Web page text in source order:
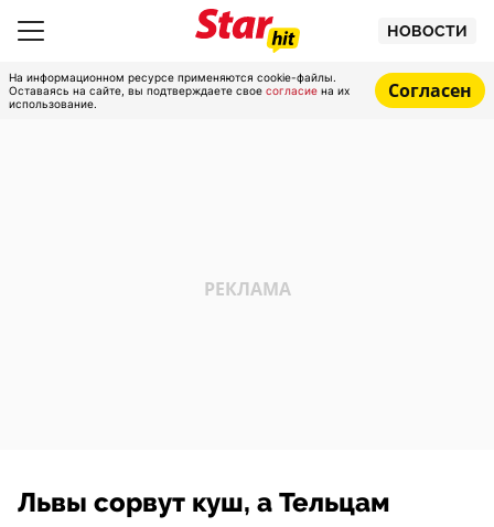
НОВОСТИ
На информационном ресурсе применяются cookie-файлы.
Оставаясь на сайте, вы подтверждаете свое согласие на их
использование.
Согласен
Львы сорвут куш, а Тельцам